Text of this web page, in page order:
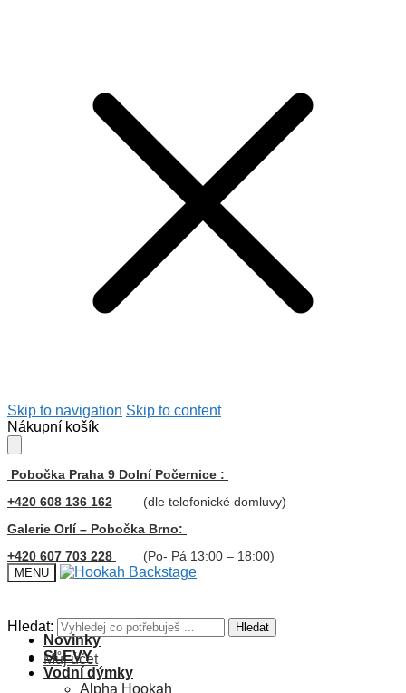
Skip to navigation Skip to content
Nákupní košík
Pobočka Praha 9 Dolní Počernice :
+420 608 136 162
(dle telefonické domluvy)
Galerie Orlí – Pobočka Brno:
+420 607 703 228
(Po- Pá 13:00 – 18:00)
MENU
Hledat: Hledat
Můj účet
Novinky
SLEVY
Vodní dýmky
Alpha Hookah